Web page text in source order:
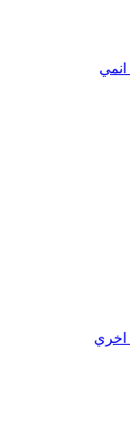
انمي
اخري